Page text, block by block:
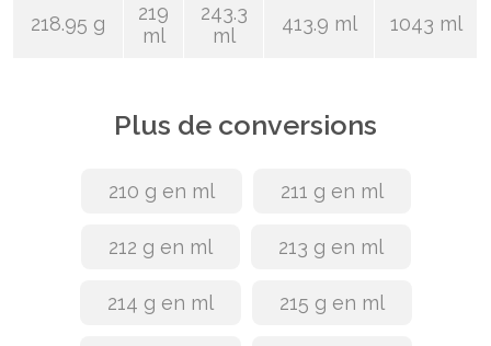
218.95 g
219
ml
243.3
ml
413.9 ml 1043 ml
Plus de conversions
210 g en ml 211 g en ml
212 g en ml 213 g en ml
214 g en ml 215 g en ml